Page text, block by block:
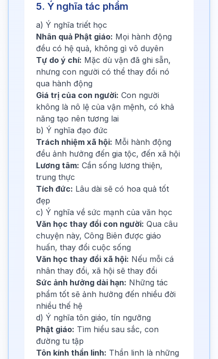
5. Ý nghĩa tác phẩm
a) Ý nghĩa triết học
Nhân quả Phật giáo: Mọi hành động
đều có hệ quả, không gì vô duyên
Tự do ý chí: Mặc dù vận đã ghi sẵn,
nhưng con người có thể thay đổi nó
qua hành động
Giá trị của con người: Con người
không là nô lệ của vận mệnh, có khả
năng tạo nên tương lai
b) Ý nghĩa đạo đức
Trách nhiệm xã hội: Mỗi hành động
đều ảnh hưởng đến gia tộc, đến xã hội
Lương tâm: Cần sống lương thiện,
trung thực
Tích đức: Lâu dài sẽ có hoa quả tốt
đẹp
c) Ý nghĩa về sức mạnh của văn học
Văn học thay đổi con người: Qua câu
chuyện này, Công Biên được giáo
huấn, thay đổi cuộc sống
Văn học thay đổi xã hội: Nếu mỗi cá
nhân thay đổi, xã hội sẽ thay đổi
Sức ảnh hưởng dài hạn: Những tác
phẩm tốt sẽ ảnh hưởng đến nhiều đời
nhiều thế hệ
d) Ý nghĩa tôn giáo, tín ngưỡng
Phật giáo: Tìm hiểu sau sắc, con
đường tu tập
Tôn kính thần linh: Thần linh là những